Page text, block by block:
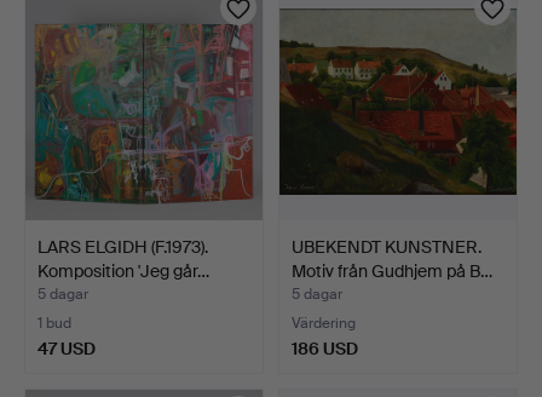
LARS ELGIDH (F.1973).
Komposition 'Jeg går…
5 dagar
1 bud
47 USD
UBEKENDT KUNSTNER.
Motiv från Gudhjem på B…
5 dagar
Värdering
186 USD